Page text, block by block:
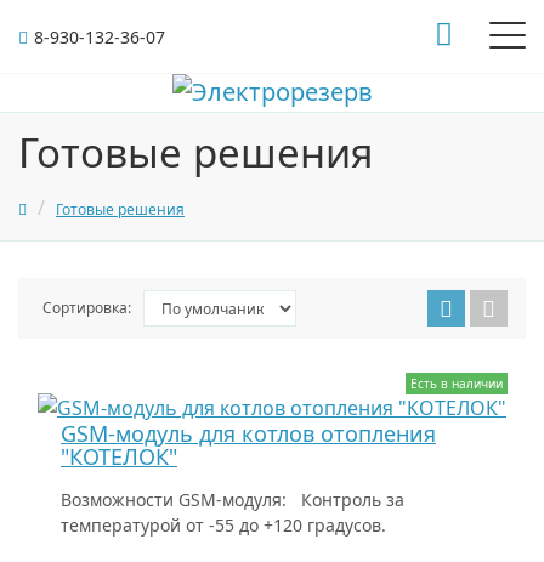
8-930-132-36-07
Готовые решения
Готовые решения
Сортировка:
Есть в наличии
GSM-модуль для котлов отопления
"КОТЕЛОК"
Возможности GSM-модуля: Контроль за
температурой от -55 до +120 градусов.